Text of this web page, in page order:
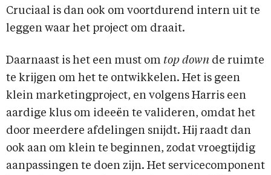
Cruciaal is dan ook om voortdurend intern uit te
leggen waar het project om draait.
Daarnaast is het een must om top down de ruimte
te krijgen om het te ontwikkelen. Het is geen
klein marketingproject, en volgens Harris een
aardige klus om ideeën te valideren, omdat het
door meerdere afdelingen snijdt. Hij raadt dan
ook aan om klein te beginnen, zodat vroegtijdig
aanpassingen te doen zijn. Het servicecomponent